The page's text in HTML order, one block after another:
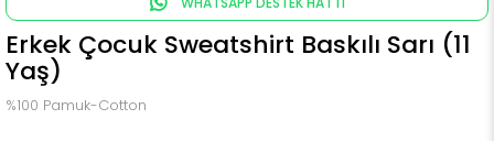
Erkek Çocuk Sweatshirt Baskılı Sarı (11
Yaş)
%100 Pamuk-Cotton